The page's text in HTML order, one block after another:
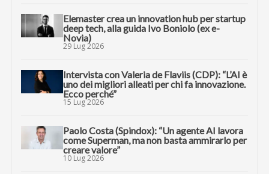
Elemaster crea un innovation hub per startup
deep tech, alla guida Ivo Boniolo (ex e-
Novia)
29 Lug 2026
Intervista con Valeria de Flaviis (CDP): “L’AI è
uno dei migliori alleati per chi fa innovazione.
Ecco perché”
15 Lug 2026
Paolo Costa (Spindox): “Un agente AI lavora
come Superman, ma non basta ammirarlo per
creare valore”
10 Lug 2026